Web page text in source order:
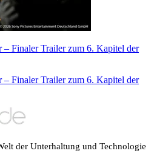
Finaler Trailer zum 6. Kapitel der
Finaler Trailer zum 6. Kapitel der
der Unterhaltung und Technologie